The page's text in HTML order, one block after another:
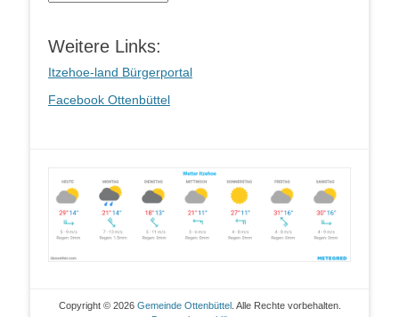
Archive:
Weitere Links:
Itzehoe-land Bürgerportal
Facebook Ottenbüttel
Copyright © 2026 Gemeinde Ottenbüttel. Alle Rechte vorbehalten.